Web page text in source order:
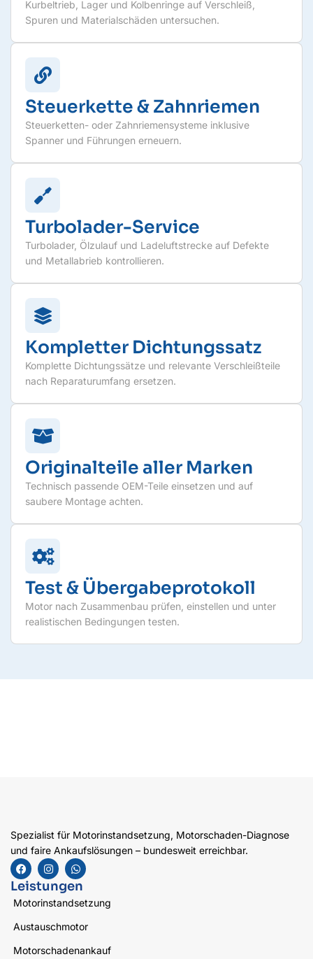
Kurbeltrieb, Lager und Kolbenringe auf Verschleiß,
Spuren und Materialschäden untersuchen.
Steuerkette & Zahnriemen
Steuerketten- oder Zahnriemensysteme inklusive
Spanner und Führungen erneuern.
Turbolader-Service
Turbolader, Ölzulauf und Ladeluftstrecke auf Defekte
und Metallabrieb kontrollieren.
Kompletter Dichtungssatz
Komplette Dichtungssätze und relevante Verschleißteile
nach Reparaturumfang ersetzen.
Originalteile aller Marken
Technisch passende OEM-Teile einsetzen und auf
saubere Montage achten.
Test & Übergabeprotokoll
Motor nach Zusammenbau prüfen, einstellen und unter
realistischen Bedingungen testen.
Spezialist für Motorinstandsetzung, Motorschaden-Diagnose
und faire Ankaufslösungen – bundesweit erreichbar.
Leistungen
Motorinstandsetzung
Austauschmotor
Motorschadenankauf